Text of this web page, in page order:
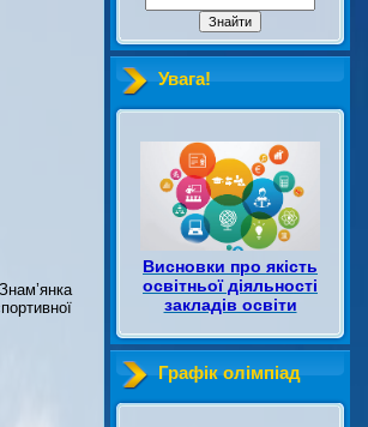
Увага!
Висновки про якість
освітньої діяльності
закладів освіти
Графік олімпіад